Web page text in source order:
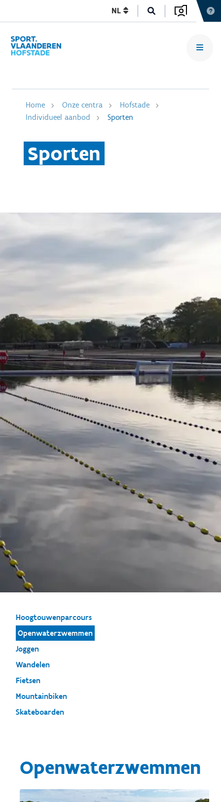
NL
Home Onze centra
Hofstade
Individueel aanbod
Sporten
Sporten
Hoogtouwenparcours
Openwaterzwemmen
Joggen
Wandelen
Fietsen
Mountainbiken
Skateboarden
Openwaterzwemmen